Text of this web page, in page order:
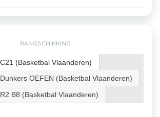
RANGSCHIKKING
(Basketbal Vlaanderen)
OEFEN (Basketbal Vlaanderen)
B8 (Basketbal Vlaanderen)